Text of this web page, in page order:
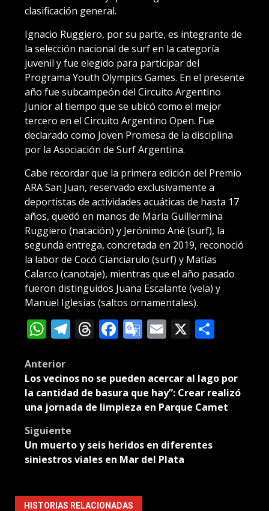
clasificación general.
Ignacio Ruggiero, por su parte, es integrante de
la selección nacional de surf en la categoría
juvenil y fue elegido para participar del
Programa Youth Olympics Games. En el presente
año fue subcampeón del Circuito Argentino
Junior al tiempo que se ubicó como el mejor
tercero en el Circuito Argentino Open. Fue
declarado como Joven Promesa de la disciplina
por la Asociación de Surf Argentina.
Cabe recordar que la primera edición del Premio
ARA San Juan, reservado exclusivamente a
deportistas de actividades acuáticas de hasta 17
años, quedó en manos de María Guillermina
Ruggiero (natación) y Jerónimo Ané (surf), la
segunda entrega, concretada en 2019, reconoció
la labor de Cocó Cianciarulo (surf) y Matías
Calarco (canotaje), mientras que el año pasado
fueron distinguidos Juana Escalante (vela) y
Manuel Iglesias (saltos ornamentales).
WhatsApp
Telegram
Threads
Facebook
Google
Email
X
Post
navigation
Anterior
Los vecinos no se pueden acercar al lago por
la cantidad de basura que hay”: Crear realizó
una jornada de limpieza en Parque Camet
Siguiente
Un muerto y seis heridos en diferentes
siniestros viales en Mar del Plata
HISTORIAS RELACIONADAS